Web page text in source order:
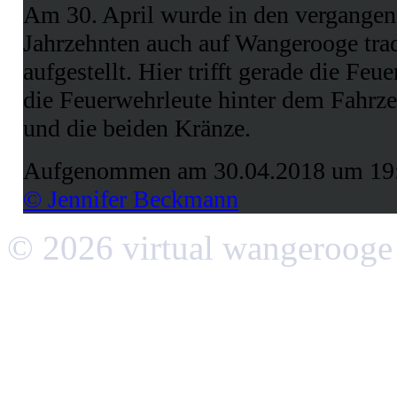
Am 30. April wurde in den
Jahrzehnten auch auf Wangerooge
aufgestellt. Hier trifft gerade die
die Feuerwehrleute hinter dem
und die beiden Kränze.
Aufgenommen am 30.04.2018 um
© Jennifer Beckmann
© 2026 virtual wangerooge